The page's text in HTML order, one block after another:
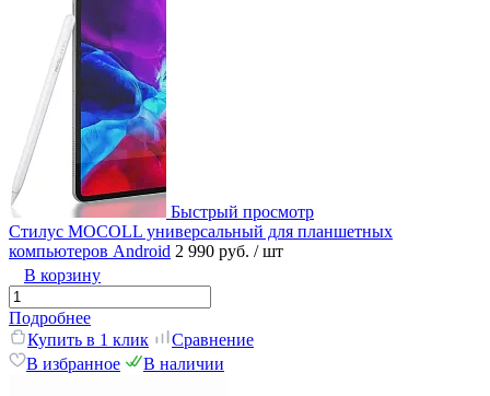
Быстрый просмотр
Стилус MOCOLL универсальный для планшетных
компьютеров Android 2 990 руб. / шт
В корзину
Подробнее
Купить в 1 клик
Сравнение
В избранное
В наличии